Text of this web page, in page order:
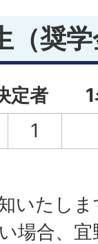
（奨
決定者 1
1
いたし
場合、